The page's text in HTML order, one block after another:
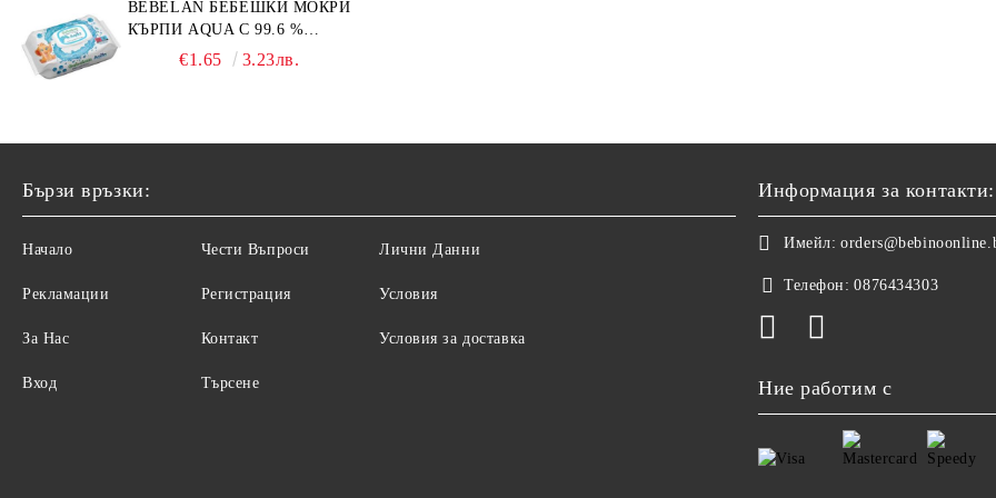
BEBELAN БЕБЕШКИ МОКРИ
КЪРПИ AQUA С 99.6 %
ВОДА 64БР.
€1.65 3.23лв.
Бързи връзки:
Начало
Рекламации
За Нас
Вход
Чести Въпроси
Регистрация
Контакт
Търсене
Лични Данни
Условия
Условия за доставка
Информация за контакти:
Имейл:
Телефон: 0876434303
Ние работим с